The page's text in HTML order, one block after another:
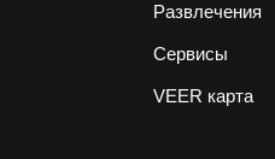
Развлечения
Сервисы
VEER карта